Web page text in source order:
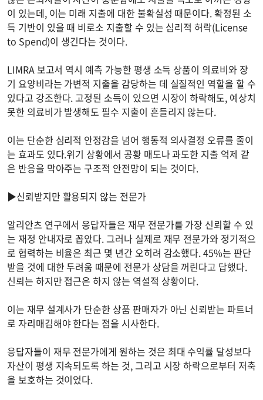
이 있는데, 이는 미래 지출에 대한 불확실성 때문이다. 확정된 소
득 기반이 있을 때 비로소 지출할 수 있는 심리적 허락(License
to Spend)이 생긴다는 것이다.
LIMRA 보고서 역시 예측 가능한 평생 소득 상품이 의료비와 장
기 요양비라는 가변적 지출을 감당하는 데 실질적인 역할을 할 수
있다고 강조한다. 고정된 소득이 있으면 시장이 하락해도, 예상치
못한 의료비가 발생해도 필수 지출이 흔들리지 않는다.
이는 단순한 심리적 안정감을 넘어 행동적 의사결정 오류를 줄이
는 효과도 있다.위기 상황에서 공황 매도나 과도한 지출 억제 같
은 반응을 막아주는 구조적 안전망이 되는 것이다.
▶신뢰받지만 활용되지 않는 전문가
알리안츠 연구에서 응답자들은 재무 전문가를 가장 신뢰할 수 있
는 재정 안내자로 꼽았다. 그러나 실제로 재무 전문가와 정기적으
로 협력하는 비율은 최근 몇 년간 오히려 감소했다. 45%는 판단
받을 것에 대한 두려움 때문에 전문가 상담을 꺼린다고 답했다.
신뢰는 하지만 접근은 하지 않는 역설적 상황이다.
이는 재무 설계사가 단순한 상품 판매자가 아닌 신뢰받는 파트너
로 자리매김해야 한다는 점을 시사한다.
응답자들이 재무 전문가에게 원하는 것은 최대 수익률 달성보다
자산이 평생 지속되도록 하는 것, 그리고 시장 하락으로부터 저축
을 보호하는 것이었다.